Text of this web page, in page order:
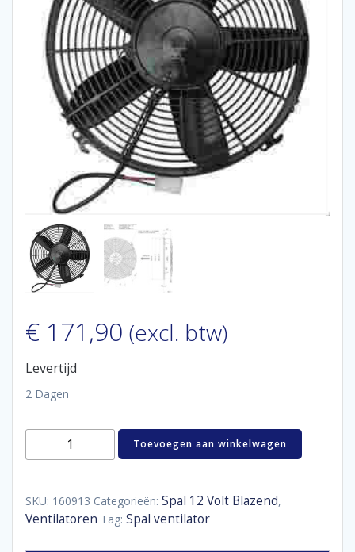
€ 171,90 (excl. btw)
Levertijd
2 Dagen
Spal
ventilator
aantal
Toevoegen aan winkelwagen
SKU: 160913 Categorieën: Spal 12 Volt Blazend,
Ventilatoren Tag: Spal ventilator